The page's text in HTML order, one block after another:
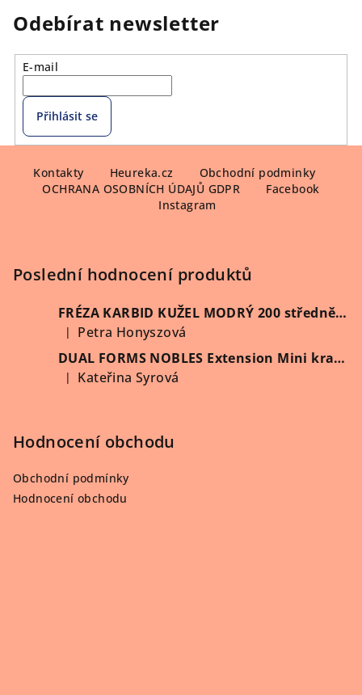
Odebírat newsletter
E-mail
Přihlásit se
Kontakty Heureka.cz
Obchodní podminky
OCHRANA OSOBNÍCH ÚDAJŮ GDPR
Facebook
Instagram
Poslední hodnocení produktů
FRÉZA KARBID KUŽEL MODRÝ 200 středně hrubý (Vybrat průměr)
Hodnocení produktu je 5 z 5 hvězdiček.
|
Petra Honyszová
DUAL FORMS NOBLES Extension Mini kratší 60 ks/krabička
Hodnocení produktu je 5 z 5 hvězdiček.
| Kateřina Syrová
Hodnocení obchodu
Obchodní podmínky
Hodnocení obchodu